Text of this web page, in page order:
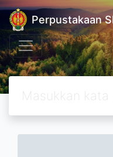
Perpustakaan